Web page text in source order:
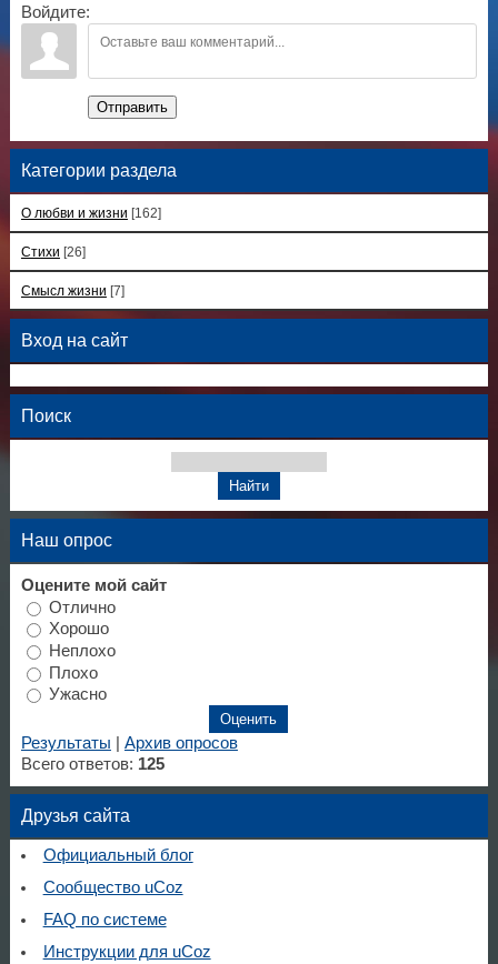
Войдите:
Отправить
Категории раздела
О любви и жизни [162]
Стихи [26]
Смысл жизни [7]
Вход на сайт
Поиск
Наш опрос
Оцените мой сайт
Отлично
Хорошо
Неплохо
Плохо
Ужасно
Результаты
Архив опросов
Всего ответов: 125
Друзья сайта
Официальный блог
Сообщество uCoz
FAQ по системе
Инструкции для uCoz